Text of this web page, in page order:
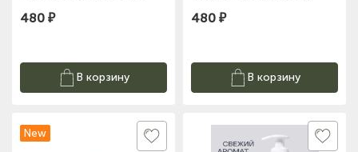
480 ₽
В корзину
480 ₽
В корзину
New